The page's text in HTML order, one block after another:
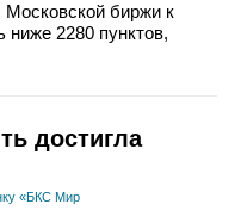
биржи к
ниже 2280 пунктов,
достигла
«БКС Мир